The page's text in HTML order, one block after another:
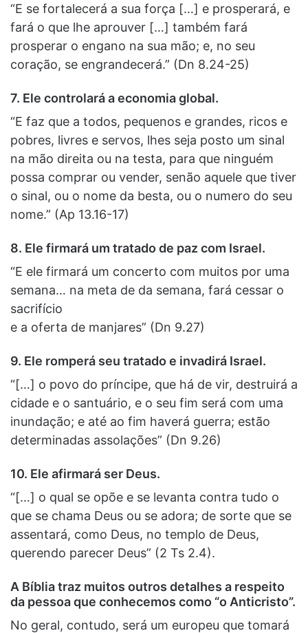
“E se fortalecerá a sua força […] e prosperará, e
fará o que lhe aprouver […] também fará
prosperar o engano na sua mão; e, no seu
coração, se engrandecerá.” (Dn 8.24-25)
7. Ele controlará a economia global.
“E faz que a todos, pequenos e grandes, ricos e
pobres, livres e servos, lhes seja posto um sinal
na mão direita ou na testa, para que ninguém
possa comprar ou vender, senão aquele que tiver
o sinal, ou o nome da besta, ou o numero do seu
nome.” (Ap 13.16-17)
8. Ele firmará um tratado de paz com Israel.
“E ele firmará um concerto com muitos por uma
semana… na meta de da semana, fará cessar o
sacrifício
e a oferta de manjares” (Dn 9.27)
9. Ele romperá seu tratado e invadirá Israel.
“[…] o povo do príncipe, que há de vir, destruirá a
cidade e o santuário, e o seu fim será com uma
inundação; e até ao fim haverá guerra; estão
determinadas assolações” (Dn 9.26)
10. Ele afirmará ser Deus.
“[…] o qual se opõe e se levanta contra tudo o
que se chama Deus ou se adora; de sorte que se
assentará, como Deus, no templo de Deus,
querendo parecer Deus” (2 Ts 2.4).
A Bíblia traz muitos outros detalhes a respeito
da pessoa que conhecemos como “o Anticristo”.
No geral, contudo, será um europeu que tomará